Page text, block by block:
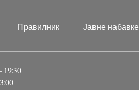
Правилник Јавне набавке
19:30